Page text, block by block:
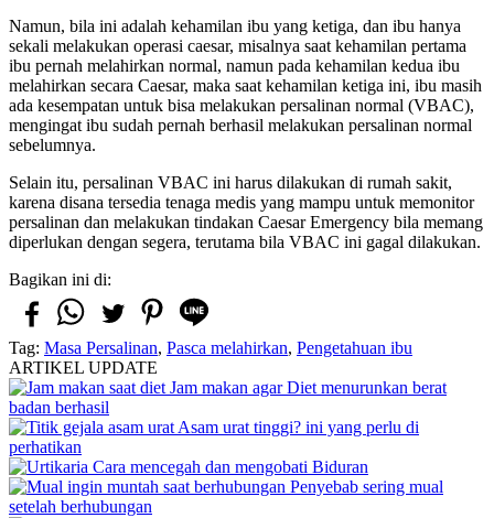
Namun, bila ini adalah kehamilan ibu yang ketiga, dan ibu hanya
sekali melakukan operasi caesar, misalnya saat kehamilan pertama
ibu pernah melahirkan normal, namun pada kehamilan kedua ibu
melahirkan secara Caesar, maka saat kehamilan ketiga ini, ibu masih
ada kesempatan untuk bisa melakukan persalinan normal (VBAC),
mengingat ibu sudah pernah berhasil melakukan persalinan normal
sebelumnya.
Selain itu, persalinan VBAC ini harus dilakukan di rumah sakit,
karena disana tersedia tenaga medis yang mampu untuk memonitor
persalinan dan melakukan tindakan Caesar Emergency bila memang
diperlukan dengan segera, terutama bila VBAC ini gagal dilakukan.
Bagikan ini di:
Tag: Masa Persalinan, Pasca melahirkan, Pengetahuan ibu
ARTIKEL UPDATE
Jam makan agar Diet menurunkan berat
badan berhasil
Asam urat tinggi? ini yang perlu di
perhatikan
Cara mencegah dan mengobati Biduran
Penyebab sering mual
setelah berhubungan